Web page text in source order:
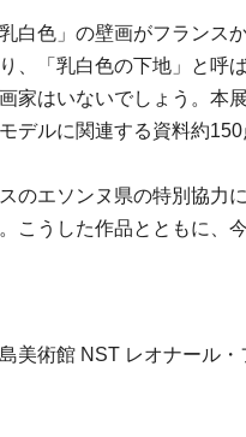
白色」の壁画がフランスか
、「乳白色の下地」と呼
家はいないでしょう。本
デルに関連する資料約
のエソンヌ県の特別協力
こうした作品とともに、
美術館 NST レオナール